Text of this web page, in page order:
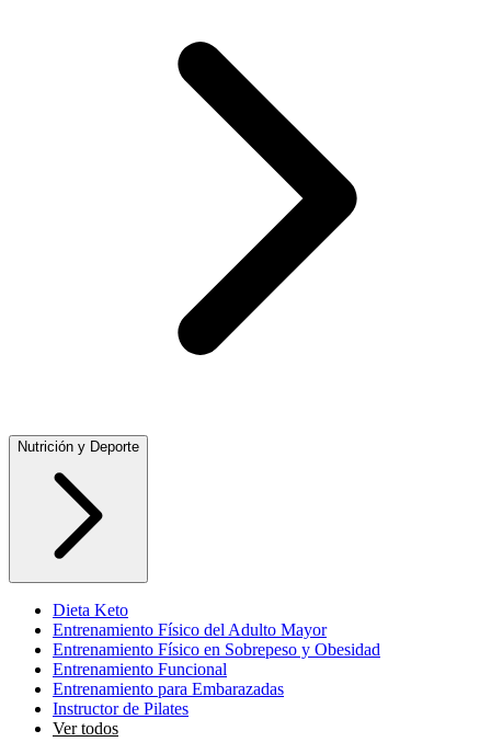
Nutrición y Deporte
Dieta Keto
Entrenamiento Físico del Adulto Mayor
Entrenamiento Físico en Sobrepeso y Obesidad
Entrenamiento Funcional
Entrenamiento para Embarazadas
Instructor de Pilates
Ver todos